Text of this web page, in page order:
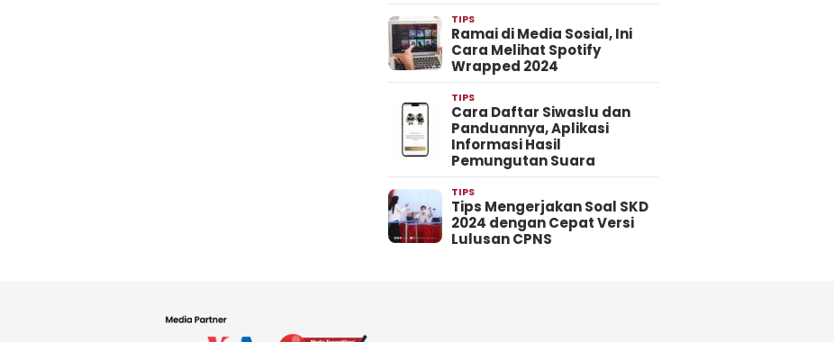
TIPS
Ramai di Media Sosial, Ini
Cara Melihat Spotify
Wrapped 2024
TIPS
Cara Daftar Siwaslu dan
Panduannya, Aplikasi
Informasi Hasil
Pemungutan Suara
TIPS
Tips Mengerjakan Soal SKD
2024 dengan Cepat Versi
Lulusan CPNS